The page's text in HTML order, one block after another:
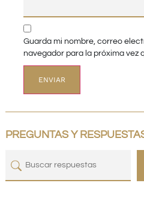
Guarda mi nombre, correo
navegador para la próxima vez
PREGUNTAS Y